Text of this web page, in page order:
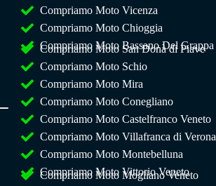
Compriamo Moto Vicenza
Compriamo Moto Chioggia
Compriamo Moto Bassano Del Grappa
Compriamo Moto San Donà di Piave
Compriamo Moto Schio
Compriamo Moto Mira
Compriamo Moto Conegliano
Compriamo Moto Castelfranco Veneto
Compriamo Moto Villafranca di Verona
Compriamo Moto Montebelluna
Compriamo Moto Vittorio Veneto
Compriamo Moto Mogliano Veneto